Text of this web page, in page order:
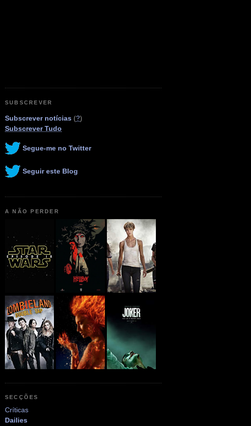
SUBSCREVER
Subscrever notícias (?)
Subscrever Tudo
Segue-me no Twitter
Seguir este Blog
A NÃO PERDER
SECÇÕES
Críticas
Dailies